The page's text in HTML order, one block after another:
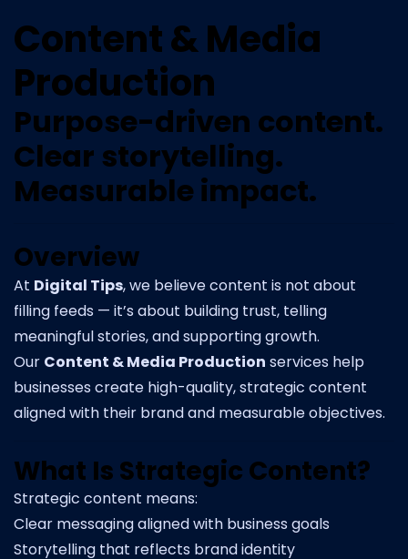
Content & Media
Production
Purpose-driven content.
Clear storytelling.
Measurable impact.
Overview
At Digital Tips, we believe content is not about
filling feeds — it’s about building trust, telling
meaningful stories, and supporting growth.
Our Content & Media Production services help
businesses create high-quality, strategic content
aligned with their brand and measurable objectives.
What Is Strategic Content?
Strategic content means:
Clear messaging aligned with business goals
Storytelling that reflects brand identity